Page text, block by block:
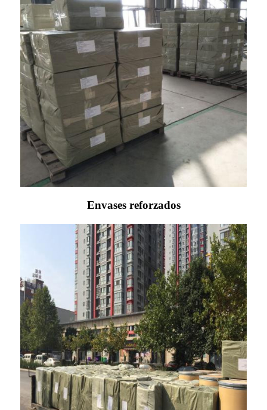
Envases reforzados